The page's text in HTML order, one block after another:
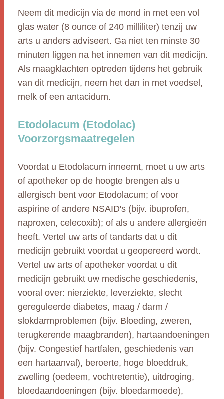
Neem dit medicijn via de mond in met een vol
glas water (8 ounce of 240 milliliter) tenzij uw
arts u anders adviseert. Ga niet ten minste 30
minuten liggen na het innemen van dit medicijn.
Als maagklachten optreden tijdens het gebruik
van dit medicijn, neem het dan in met voedsel,
melk of een antacidum.
Etodolacum (Etodolac)
Voorzorgsmaatregelen
Voordat u Etodolacum inneemt, moet u uw arts
of apotheker op de hoogte brengen als u
allergisch bent voor Etodolacum; of voor
aspirine of andere NSAID's (bijv. ibuprofen,
naproxen, celecoxib); of als u andere allergieën
heeft. Vertel uw arts of tandarts dat u dit
medicijn gebruikt voordat u geopereerd wordt.
Vertel uw arts of apotheker voordat u dit
medicijn gebruikt uw medische geschiedenis,
vooral over: nierziekte, leverziekte, slecht
gereguleerde diabetes, maag / darm /
slokdarmproblemen (bijv. Bloeding, zweren,
terugkerende maagbranden), hartaandoeningen
(bijv. Congestief hartfalen, geschiedenis van
een hartaanval), beroerte, hoge bloeddruk,
zwelling (oedeem, vochtretentie), uitdroging,
bloedaandoeningen (bijv. bloedarmoede),